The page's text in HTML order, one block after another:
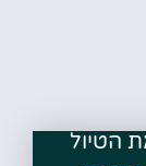
הטיול